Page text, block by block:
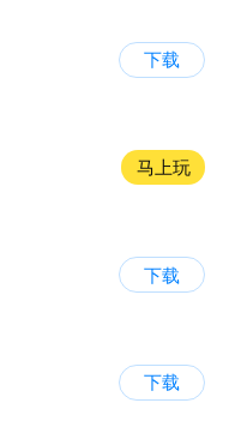
下载
马上玩
下载
下载